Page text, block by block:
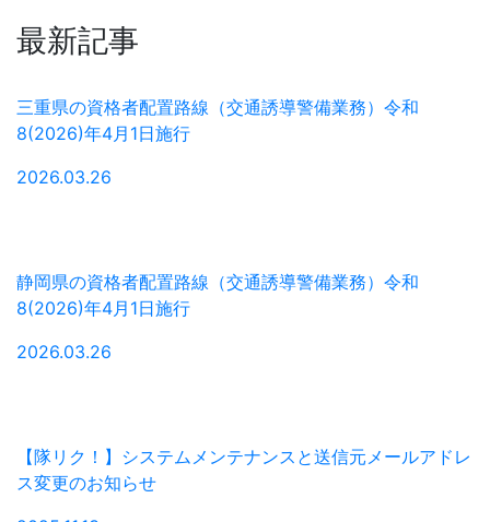
最新記事
三重県の資格者配置路線（交通誘導警備業務）令和
8(2026)年4月1日施行
2026.03.26
静岡県の資格者配置路線（交通誘導警備業務）令和
8(2026)年4月1日施行
2026.03.26
【隊リク！】システムメンテナンスと送信元メールアドレ
ス変更のお知らせ